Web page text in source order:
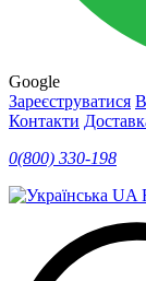
Google
Зареєструватися
Контакти
0(800) 330-198
UA